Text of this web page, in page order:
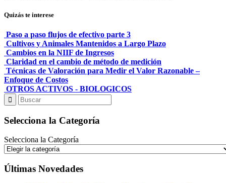
Quizás te interese
Paso a paso flujos de efectivo parte 3
Cultivos y Animales Mantenidos a Largo Plazo
Cambios en la NIIF de Ingresos
Claridad en el cambio de método de medición
Técnicas de Valoración para Medir el Valor Razonable –
Enfoque de Costos
OTROS ACTIVOS - BIOLOGICOS
Selecciona la Categoría
Selecciona la Categoría
Últimas Novedades